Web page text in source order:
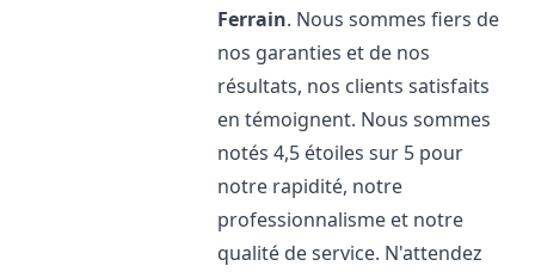
Ferrain. Nous sommes fiers de
nos garanties et de nos
résultats, nos clients satisfaits
en témoignent. Nous sommes
notés 4,5 étoiles sur 5 pour
notre rapidité, notre
professionnalisme et notre
qualité de service. N'attendez